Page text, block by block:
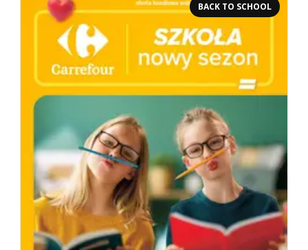
BACK TO SCHOOL